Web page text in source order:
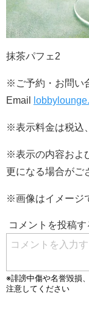
抹茶パフェ2
※ご予約・お問い
Email
※表示料金は税込
※表示の内容およ
更になる場合がご
※画像はイメージ